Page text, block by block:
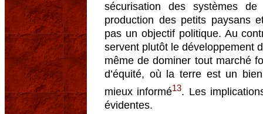
sécurisation des systèmes de
production des petits paysans
pas un objectif politique. Au
servent plutôt le développement
même de dominer tout marché
d’équité, où la terre est un
mieux informé13. Les
évidentes.